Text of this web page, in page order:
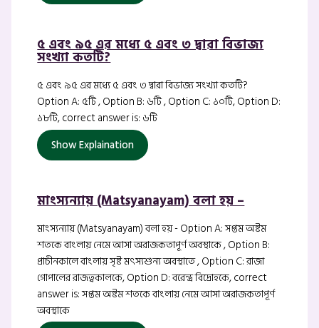
৫ এবং ৯৫ এর মধ্যে ৫ এবং ৩ দ্বারা বিভাজ্য
সংখ্যা কতটি?
৫ এবং ৯৫ এর মধ্যে ৫ এবং ৩ দ্বারা বিভাজ্য সংখ্যা কতটি?
Option A: ৫টি , Option B: ৬টি , Option C: ১০টি, Option D:
১৮টি, correct answer is: ৬টি
Show Explaination
মাংস্যন্যায় (Matsyanayam) বলা হয় –
মাংস্যন্যায় (Matsyanayam) বলা হয় - Option A: সপ্তম অষ্টম
শতকে বাংলায় নেমে আসা অরাজকতাপূর্ণ অবস্থাকে , Option B:
প্রাচীনকালে বাংলায় সৃষ্ট মৎস্যশুন্য অবস্থাতে , Option C: রাজা
গোপালের রাজত্বকালকে, Option D: বরেন্দ্র বিদ্রোহকে, correct
answer is: সপ্তম অষ্টম শতকে বাংলায় নেমে আসা অরাজকতাপূর্ণ
অবস্থাকে